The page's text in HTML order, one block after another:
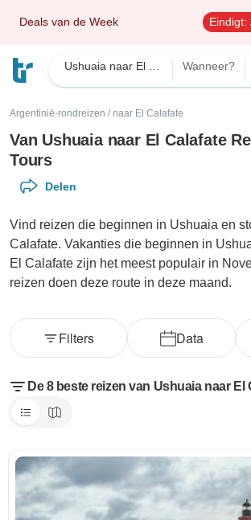
Deals van de Week Eindigt:
Wanneer?
Argentinië-rondreizen / naar El Calafate
Van Ushuaia naar El Calafate
Tours
Delen
Vind reizen die beginnen in Ushuaia en
Calafate. Vakanties die beginnen in
El Calafate zijn het meest populair in
reizen doen deze route in deze maand.
Data
Filters
De 8 beste reizen van Ushuaia naar El